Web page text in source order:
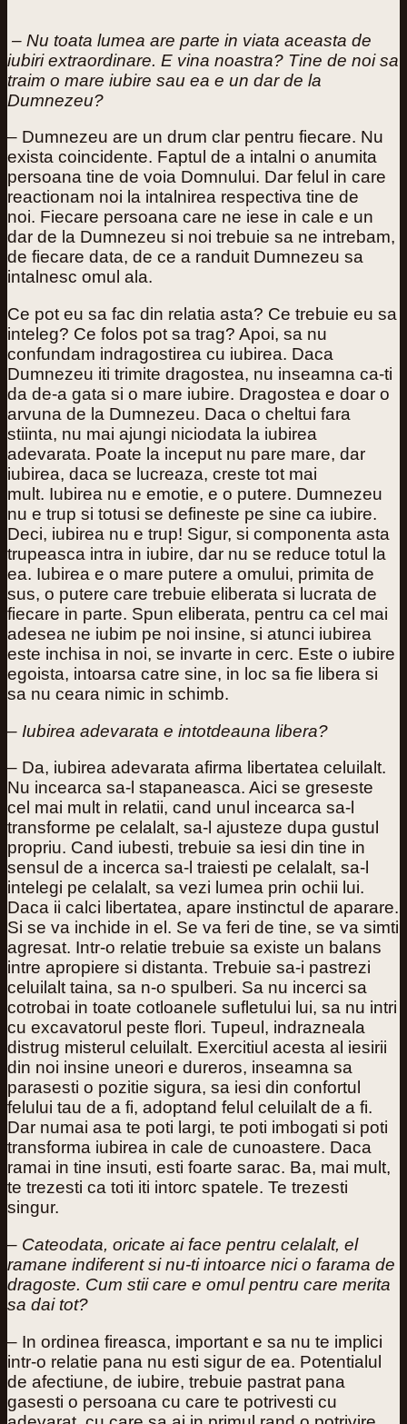
– Nu toata lumea are parte in viata aceasta de
iubiri extraordinare. E vina noastra? Tine de noi sa
traim o mare iubire sau ea e un dar de la
Dumnezeu?
– Dumnezeu are un drum clar pentru fiecare. Nu
exista coincidente. Faptul de a intalni o anumita
persoana tine de voia Domnului. Dar felul in care
reactionam noi la intalnirea respectiva tine de
noi. Fiecare persoana care ne iese in cale e un
dar de la Dumnezeu si noi trebuie sa ne intrebam,
de fiecare data, de ce a randuit Dumnezeu sa
intalnesc omul ala.
Ce pot eu sa fac din relatia asta? Ce trebuie eu sa
inteleg? Ce folos pot sa trag? Apoi, sa nu
confundam indragostirea cu iubirea. Daca
Dumnezeu iti trimite dragostea, nu inseamna ca-ti
da de-a gata si o mare iubire. Dragostea e doar o
arvuna de la Dumnezeu. Daca o cheltui fara
stiinta, nu mai ajungi niciodata la iubirea
adevarata. Poate la inceput nu pare mare, dar
iubirea, daca se lucreaza, creste tot mai
mult. Iubirea nu e emotie, e o putere. Dumnezeu
nu e trup si totusi se defineste pe sine ca iubire.
Deci, iubirea nu e trup! Sigur, si componenta asta
trupeasca intra in iubire, dar nu se reduce totul la
ea. Iubirea e o mare putere a omului, primita de
sus, o putere care trebuie eliberata si lucrata de
fiecare in parte. Spun eliberata, pentru ca cel mai
adesea ne iubim pe noi insine, si atunci iubirea
este inchisa in noi, se invarte in cerc. Este o iubire
egoista, intoarsa catre sine, in loc sa fie libera si
sa nu ceara nimic in schimb.
– Iubirea adevarata e intotdeauna libera?
– Da, iubirea adevarata afirma libertatea celuilalt.
Nu incearca sa-l stapaneasca. Aici se greseste
cel mai mult in relatii, cand unul incearca sa-l
transforme pe celalalt, sa-l ajusteze dupa gustul
propriu. Cand iubesti, trebuie sa iesi din tine in
sensul de a incerca sa-l traiesti pe celalalt, sa-l
intelegi pe celalalt, sa vezi lumea prin ochii lui.
Daca ii calci libertatea, apare instinctul de aparare.
Si se va inchide in el. Se va feri de tine, se va simti
agresat. Intr-o relatie trebuie sa existe un balans
intre apropiere si distanta. Trebuie sa-i pastrezi
celuilalt taina, sa n-o spulberi. Sa nu incerci sa
cotrobai in toate cotloanele sufletului lui, sa nu intri
cu excavatorul peste flori. Tupeul, indrazneala
distrug misterul celuilalt. Exercitiul acesta al iesirii
din noi insine uneori e dureros, inseamna sa
parasesti o pozitie sigura, sa iesi din confortul
felului tau de a fi, adoptand felul celuilalt de a fi.
Dar numai asa te poti largi, te poti imbogati si poti
transforma iubirea in cale de cunoastere. Daca
ramai in tine insuti, esti foarte sarac. Ba, mai mult,
te trezesti ca toti iti intorc spatele. Te trezesti
singur.
– Cateodata, oricate ai face pentru celalalt, el
ramane indiferent si nu-ti intoarce nici o farama de
dragoste. Cum stii care e omul pentru care merita
sa dai tot?
– In ordinea fireasca, important e sa nu te implici
intr-o relatie pana nu esti sigur de ea. Potentialul
de afectiune, de iubire, trebuie pastrat pana
gasesti o persoana cu care te potrivesti cu